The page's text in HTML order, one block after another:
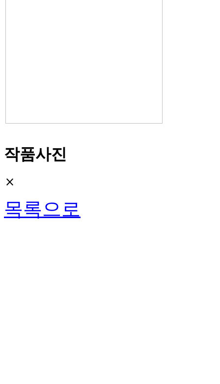
작품사진
close
목록으로